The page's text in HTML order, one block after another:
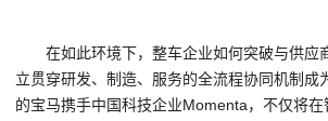
在如此环境下，整车企业如何突破与供应
立贯穿研发、制造、服务的全流程协同机制成
的宝马携手中国科技企业Momenta，不仅将